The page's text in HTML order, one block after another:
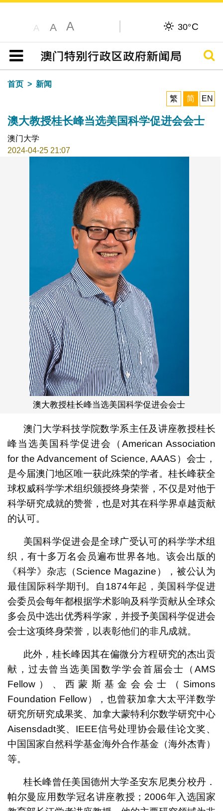
A A A 30°C
目录
搜寻
首页
新闻
繁
简 EN
澳大教授桂长峰当选美国科学促进会会士
澳门大学
2024-04-25 21:07
澳大教授桂长峰当选美国科学促进会会士
澳门大学科技学院数学系主任及讲座教授桂长
峰当选美国科学促进会（American Association
for the Advancement of Science, AAAS）会士，
是今届澳门地区唯一获此殊荣的学者。桂长峰获全
球权威科学学术组织颁授终身荣誉，不仅是对他于
科学研究成就的赞誉，也是对其在科学界卓越贡献
的认可。
美国科学促进会是全球广受认可的科学学术组
织，有十多万名会员遍布世界各地。该会出版的
《科学》杂志（Science Magazine），被公认为
最佳国际科学期刊。自1874年起，美国科学促进
会委员会每年都根据学术影响及科学贡献从全球众
多会员中选出优秀科学家，并授予美国科学促进会
会士这项终身荣誉，以表彰他们的非凡成就。
此外，桂长峰因其在偏微分方程研究的杰出贡
献，过去曾当选美国数学学会首届会士（AMS
Fellow）、西蒙斯基金会会士（Simons
Foundation Fellow），也曾获加拿大太平洋数学
研究所研究成果奖、加拿大蒙特利尔数学研究中心
Aisensdadt奖、IEEE信号处理协会最佳论文奖、
中国国家自然科学基金海外合作基金（海外杰青）
等。
桂长峰曾任美国德州大学圣安东尼奥分校丹．
帕尔曼应用数学冠名讲座教授；2006年入选国家